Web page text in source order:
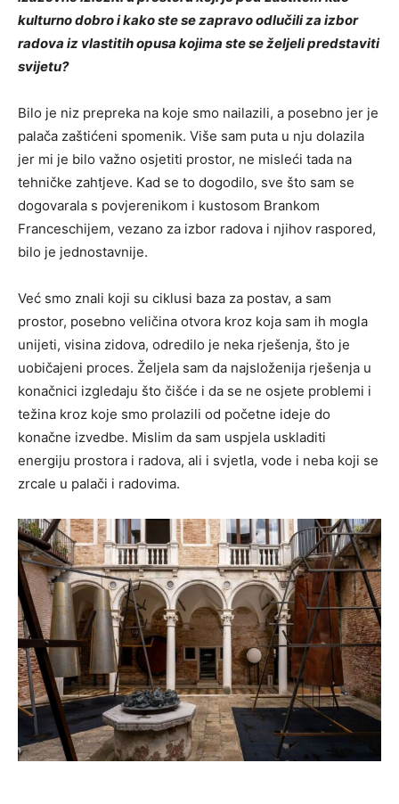
kulturno dobro i kako ste se zapravo odlučili za izbor
radova iz vlastitih opusa kojima ste se željeli predstaviti
svijetu?
Bilo je niz prepreka na koje smo nailazili, a posebno jer je
palača zaštićeni spomenik. Više sam puta u nju dolazila
jer mi je bilo važno osjetiti prostor, ne misleći tada na
tehničke zahtjeve. Kad se to dogodilo, sve što sam se
dogovarala s povjerenikom i kustosom Brankom
Franceschijem, vezano za izbor radova i njihov raspored,
bilo je jednostavnije.
Već smo znali koji su ciklusi baza za postav, a sam
prostor, posebno veličina otvora kroz koja sam ih mogla
unijeti, visina zidova, odredilo je neka rješenja, što je
uobičajeni proces. Željela sam da najsloženija rješenja u
konačnici izgledaju što čišće i da se ne osjete problemi i
težina kroz koje smo prolazili od početne ideje do
konačne izvedbe. Mislim da sam uspjela uskladiti
energiju prostora i radova, ali i svjetla, vode i neba koji se
zrcale u palači i radovima.